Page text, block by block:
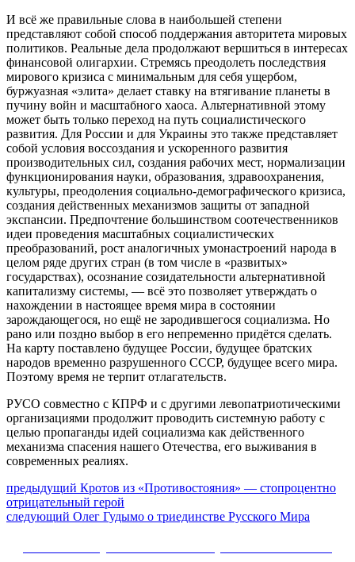
И всё же правильные слова в наибольшей степени
представляют собой способ поддержания авторитета мировых
политиков. Реальные дела продолжают вершиться в интересах
финансовой олигархии. Стремясь преодолеть последствия
мирового кризиса с минимальным для себя ущербом,
буржуазная «элита» делает ставку на втягивание планеты в
пучину войн и масштабного хаоса. Альтернативной этому
может быть только переход на путь социалистического
развития. Для России и для Украины это также представляет
собой условия воссоздания и ускоренного развития
производительных сил, создания рабочих мест, нормализации
функционирования науки, образования, здравоохранения,
культуры, преодоления социально-демографического кризиса,
создания действенных механизмов защиты от западной
экспансии. Предпочтение большинством соотечественников
идеи проведения масштабных социалистических
преобразований, рост аналогичных умонастроений народа в
целом ряде других стран (в том числе в «развитых»
государствах), осознание созидательности альтернативной
капитализму системы, — всё это позволяет утверждать о
нахождении в настоящее время мира в состоянии
зарождающегося, но ещё не зародившегося социализма. Но
рано или поздно выбор в его непременно придётся сделать.
На карту поставлено будущее России, будущее братских
народов временно разрушенного СССР, будущее всего мира.
Поэтому время не терпит отлагательств.
РУСО совместно с КПРФ и с другими левопатриотическими
организациями продолжит проводить системную работу с
целью пропаганды идей социализма как действенного
механизма спасения нашего Отечества, его выживания в
современных реалиях.
Навигация
по
предыдущий Предыдущий
пост:
Кротов из «Противостояния» — стопроцентно
отрицательный герой
следующий Следующее
Олег Гудымо о триединстве Русского Мира